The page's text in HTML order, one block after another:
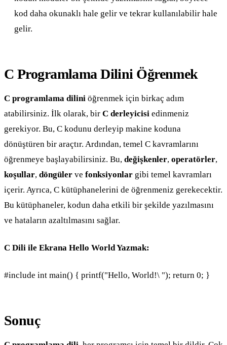
kod daha okunaklı hale gelir ve tekrar kullanılabilir hale
gelir.
C Programlama Dilini Öğrenmek
C programlama dilini öğrenmek için birkaç adım
atabilirsiniz. İlk olarak, bir C derleyicisi edinmeniz
gerekiyor. Bu, C kodunu derleyip makine koduna
dönüştüren bir araçtır. Ardından, temel C kavramlarını
öğrenmeye başlayabilirsiniz. Bu, değişkenler, operatörler,
koşullar, döngüler ve fonksiyonlar gibi temel kavramları
içerir. Ayrıca, C kütüphanelerini de öğrenmeniz gerekecektir.
Bu kütüphaneler, kodun daha etkili bir şekilde yazılmasını
ve hataların azaltılmasını sağlar.
C Dili ile Ekrana Hello World Yazmak:
#include int main() { printf("Hello, World!\ "); return 0; }
Sonuç